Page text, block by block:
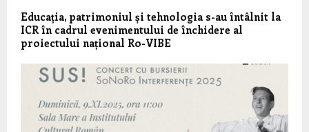
Educația, patrimoniul și tehnologia s-au întâlnit la
ICR în cadrul evenimentului de închidere al
proiectului național Ro-VIBE